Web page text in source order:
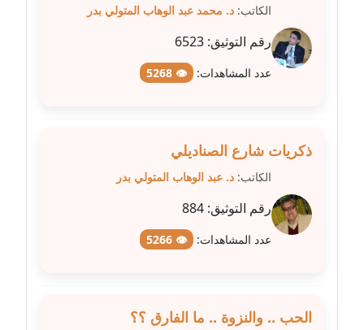
عاملة
مدونة عبد الوهاب بدر
عاملة
مدونة عبير سعد
مدونة عبير عبد الرحيم (ماعت)
عاملة
عاملة
الكاتب: د. محمد عبد الوهاب المتولي بدر
رقم التوثيق: 6523
عدد المشاهدات: 👁 5268
ذكريات شارع الصناديلي
الكاتب: د. عبد الوهاب المتولي بدر
رقم التوثيق: 884
عدد المشاهدات: 👁 5266
الحب .. والنزوة .. ما الفارق ؟؟